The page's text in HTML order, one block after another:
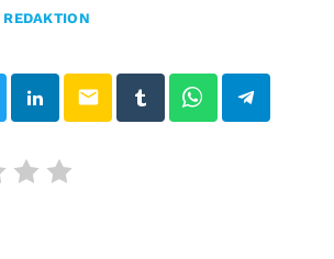
REDAKTION
email